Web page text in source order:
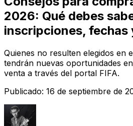
2026: Qué debes
inscripciones, fechas
Quienes no resulten elegidos en
tendrán nuevas oportunidades
venta a través del portal FIFA.
Publicado: 16 de septiembre de